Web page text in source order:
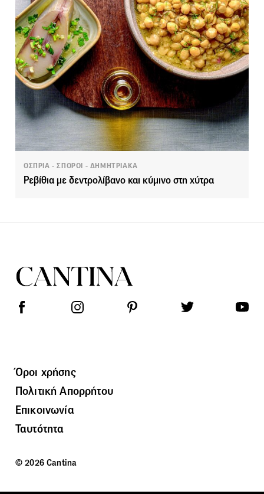
ΟΣΠΡΙΑ - ΣΠΟΡΟΙ - ΔΗΜΗΤΡΙΑΚΑ
Ρεβίθια με δεντρολίβανο και κύμινο στη χύτρα
Όροι χρήσης
Πολιτική Απορρήτου
Επικοινωνία
Ταυτότητα
© 2026 Cantina